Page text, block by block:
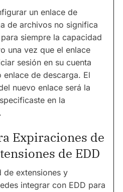
un enlace de
de archivos no significa
siempre la capacidad
una vez que el enlace
sesión en su cuenta
enlace de descarga. El
nuevo enlace será la
en la
Expiraciones de
de EDD
de extensiones y
integrar con EDD para